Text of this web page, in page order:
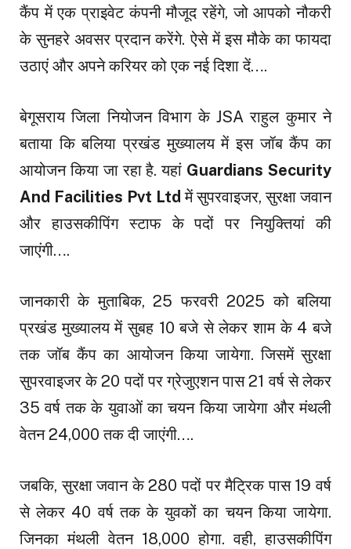
कैंप में एक प्राइवेट कंपनी मौजूद रहेंगे, जो आपको नौकरी
के सुनहरे अवसर प्रदान करेंगे. ऐसे में इस मौके का फायदा
उठाएं और अपने करियर को एक नई दिशा दें….
बेगूसराय जिला नियोजन विभाग के JSA राहुल कुमार ने
बताया कि बलिया प्रखंड मुख्यालय में इस जॉब कैंप का
आयोजन किया जा रहा है. यहां Guardians Security
And Facilities Pvt Ltd में सुपरवाइजर, सुरक्षा जवान
और हाउसकीपिंग स्टाफ के पदों पर नियुक्तियां की
जाएंगी….
जानकारी के मुताबिक, 25 फरवरी 2025 को बलिया
प्रखंड मुख्यालय में सुबह 10 बजे से लेकर शाम के 4 बजे
तक जॉब कैंप का आयोजन किया जायेगा. जिसमें सुरक्षा
सुपरवाइजर के 20 पदों पर ग्रेजुएशन पास 21 वर्ष से लेकर
35 वर्ष तक के युवाओं का चयन किया जायेगा और मंथली
वेतन ₹24,000 तक दी जाएंगी….
जबकि, सुरक्षा जवान के 280 पदों पर मैट्रिक पास 19 वर्ष
से लेकर 40 वर्ष तक के युवकों का चयन किया जायेगा.
जिनका मंथली वेतन ₹18,000 होगा. वही, हाउसकीपिंग